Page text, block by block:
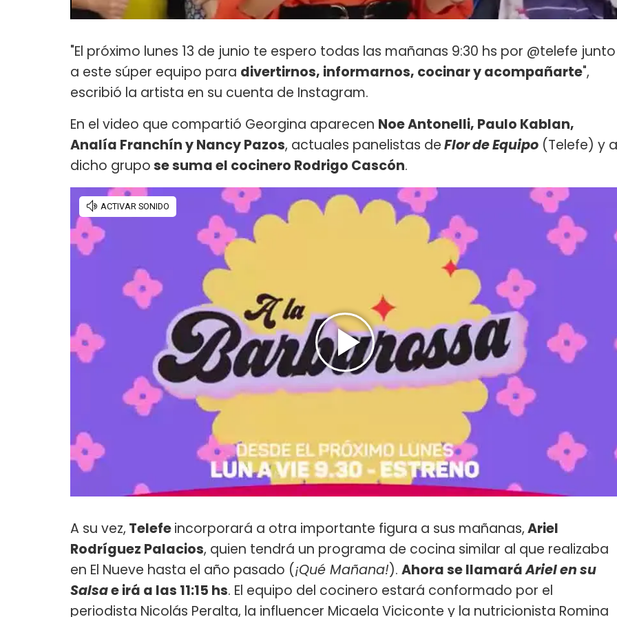
"El próximo lunes 13 de junio te espero todas las mañanas 9:30 hs por @telefe junto
a este súper equipo para divertirnos, informarnos, cocinar y acompañarte",
escribió la artista en su cuenta de Instagram.
En el video que compartió Georgina aparecen Noe Antonelli, Paulo Kablan,
Analía Franchín y Nancy Pazos, actuales panelistas deFlor de Equipo (Telefe) y a
dicho grupose suma el cocinero Rodrigo Cascón.
A su vez, Telefeincorporará a otra importante figura a sus mañanas,Ariel
Rodríguez Palacios, quien tendrá un programa de cocina similar al que realizaba
en El Nueve hasta el año pasado (¡Qué Mañana!). Ahora se llamaráAriel en su
Salsae irá a las 11:15 hs. El equipo del cocinero estará conformado por el
periodista Nicolás Peralta, la influencer Micaela Viciconte y la nutricionista Romina